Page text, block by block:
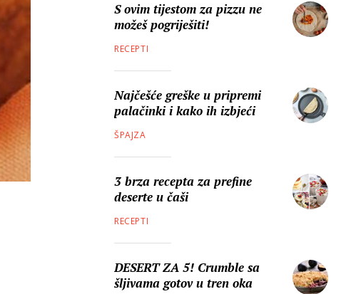
S ovim tijestom za pizzu ne
možeš pogriješiti!
RECEPTI
Najčešće greške u pripremi
palačinki i kako ih izbjeći
ŠPAJZA
3 brza recepta za prefine
deserte u čaši
RECEPTI
DESERT ZA 5! Crumble sa
šljivama gotov u tren oka